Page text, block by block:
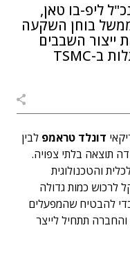
ליפ-בו טאן,
בוחן השקעה
ייצור השבבים
לאדמה אמריקאית ולצמצם תלות ב-TSMC
דונלד טראמפ לבין
תוצאה בלתי צפויה.
והטכנולוגית
לרכוש כמות גדולה
להבטיח שהמפעלים
תתחיל לייצר